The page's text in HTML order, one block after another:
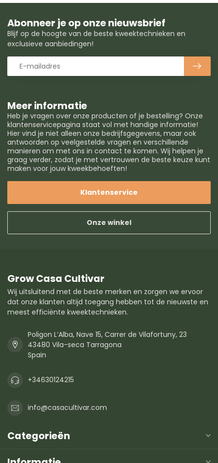
Meer informatie
Heb je vragen over onze producten of je bestelling? Onze
klantenservicepagina staat vol met handige informatie!
Hier vind je niet alleen onze bedrijfsgegevens, maar ook
antwoorden op veelgestelde vragen en verschillende
manieren om met ons in contact te komen. Wij helpen je
graag verder, zodat je met vertrouwen de beste keuze kunt
maken voor jouw kweekbehoeften!
Klantenservice
Onze winkel
Abonneer je op onze nieuwsbrief
Blijf op de hoogte van de beste kweektechnieken en
exclusieve aanbiedingen!
Grow Casa Cultivar
Wij uitsluitend met de beste merken en zorgen we ervoor
dat onze klanten altijd toegang hebben tot de nieuwste en
meest efficiënte kweektechnieken.
Poligon L’Alba, Nave 15, Carrer de Vilafortuny, 23
43480 Vila-seca Tarragona
Spain
+34630124215
info@casacultivar.com
Categorieën